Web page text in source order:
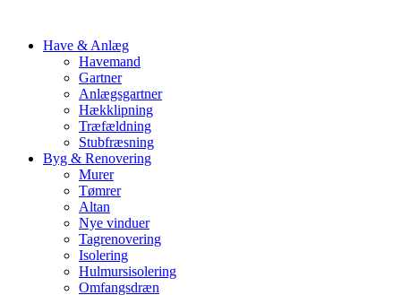
Have & Anlæg
Havemand
Gartner
Anlægsgartner
Hækklipning
Træfældning
Stubfræsning
Byg & Renovering
Murer
Tømrer
Altan
Nye vinduer
Tagrenovering
Isolering
Hulmursisolering
Omfangsdræn